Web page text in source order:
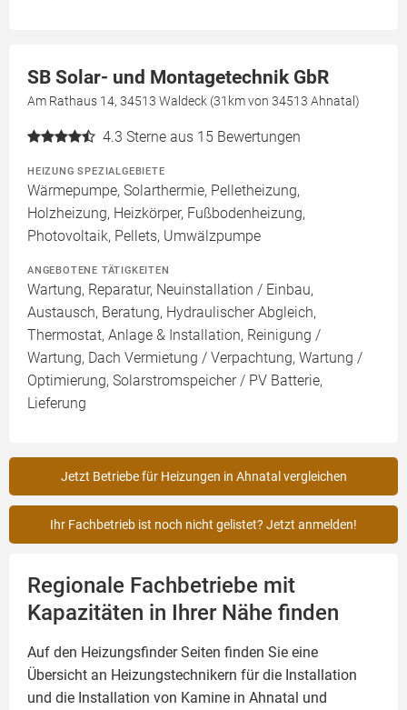
SB Solar- und Montagetechnik GbR
Am Rathaus 14, 34513 Waldeck (31km von 34513 Ahnatal)
4.3 Sterne aus 15 Bewertungen
HEIZUNG SPEZIALGEBIETE
Wärmepumpe, Solarthermie, Pelletheizung,
Holzheizung, Heizkörper, Fußbodenheizung,
Photovoltaik, Pellets, Umwälzpumpe
ANGEBOTENE TÄTIGKEITEN
Wartung, Reparatur, Neuinstallation / Einbau,
Austausch, Beratung, Hydraulischer Abgleich,
Thermostat, Anlage & Installation, Reinigung /
Wartung, Dach Vermietung / Verpachtung, Wartung /
Optimierung, Solarstromspeicher / PV Batterie,
Lieferung
Jetzt Betriebe für Heizungen in Ahnatal vergleichen
Ihr Fachbetrieb ist noch nicht gelistet? Jetzt anmelden!
Regionale Fachbetriebe mit
Kapazitäten in Ihrer Nähe finden
Auf den Heizungsfinder Seiten finden Sie eine
Übersicht an Heizungstechnikern für die Installation
und die Installation von Kamine in Ahnatal und